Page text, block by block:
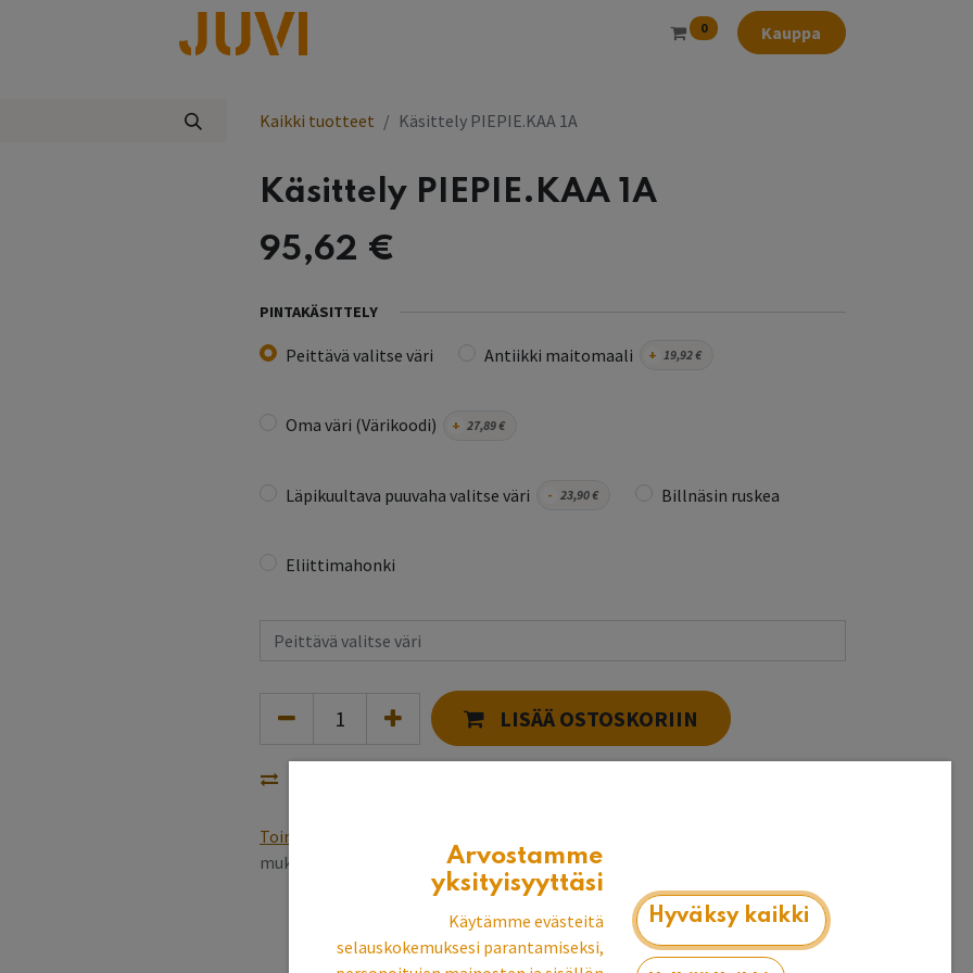
0 Kauppa
Kaikki tuotteet Käsittely PIEPIE.KAA 1A
Käsittely PIEPIE.KAA 1A
95,62 €
PINTAKÄSITTELY
Peittävä valitse väri Antiikki maitomaali + 19,92€
Oma väri (Värikoodi) + 27,89€
Läpikuultava puuvaha valitse väri - 23,90€ Billnäsin ruskea
Eliittimahonki
LISÄÄ OSTOSKORIIN
Toimitusehdot
mukaan, pintakäsittely 5~6 vkArvostamme
yksityisyyttäsi
Käytämme evästeitä
selauskokemuksesi parantamiseksi,
Hyväksy kaikki